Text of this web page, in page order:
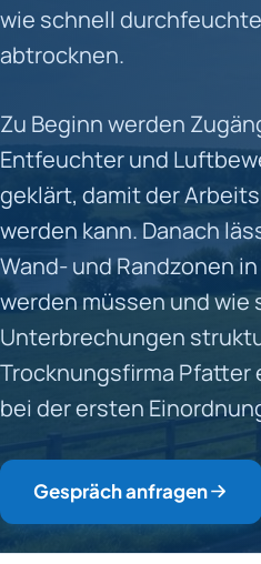
wie schnell
abtrocknen.
Zu Beginn werden
Entfeuchter und
geklärt, damit der
werden kann. Danach
Wand- und Randzonen
werden müssen und
Unterbrechungen
Trocknungsfirma Pfatter
bei der ersten
Gespräch anfragen